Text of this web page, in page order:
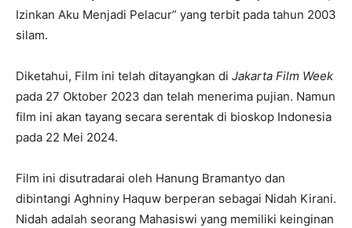
Izinkan Aku Menjadi Pelacur” yang terbit pada tahun 2003
silam.
Diketahui, Film ini telah ditayangkan di Jakarta Film Week
pada 27 Oktober 2023 dan telah menerima pujian. Namun
film ini akan tayang secara serentak di bioskop Indonesia
pada 22 Mei 2024.
Film ini disutradarai oleh Hanung Bramantyo dan
dibintangi Aghniny Haquw berperan sebagai Nidah Kirani.
Nidah adalah seorang Mahasiswi yang memiliki keinginan